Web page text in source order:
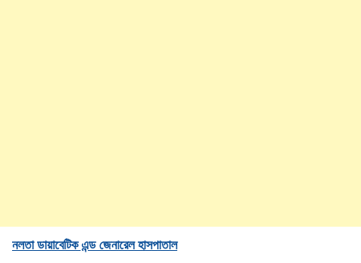
নলতা ডায়াবেটিক এন্ড জেনারেল হাসপাতাল